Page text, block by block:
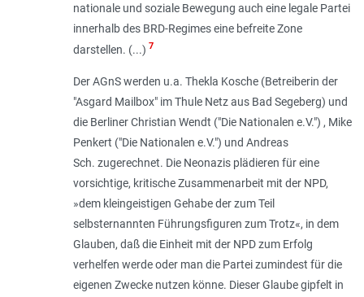
nationale und soziale Bewegung auch eine legale Partei
innerhalb des BRD-Regimes eine befreite Zone
darstellen. (...) 7
Der AGnS werden u.a. Thekla Kosche (Betreiberin der
"Asgard Mailbox" im Thule Netz aus Bad Segeberg) und
die Berliner Christian Wendt ("Die Nationalen e.V.") , Mike
Penkert ("Die Nationalen e.V.") und Andreas
Sch. zugerechnet. Die Neonazis plädieren für eine
vorsichtige, kritische Zusammenarbeit mit der NPD,
»dem kleingeistigen Gehabe der zum Teil
selbsternannten Führungsfiguren zum Trotz«, in dem
Glauben, daß die Einheit mit der NPD zum Erfolg
verhelfen werde oder man die Partei zumindest für die
eigenen Zwecke nutzen könne. Dieser Glaube gipfelt in